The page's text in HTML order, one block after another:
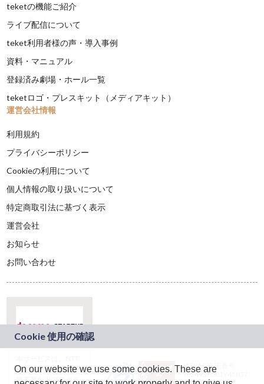
teketの機能ご紹介
ライブ配信について
teket利用者様の声・導入事例
資料・マニュアル
登録済み劇場・ホール一覧
teketロゴ・プレスキット（メディアキット）
運営会社情報
利用規約
プライバシーポリシー
Cookieの利用について
個人情報の取り扱いについて
特定商取引法に基づく表示
運営会社
お知らせ
お問い合わせ
ドコモグループの新
規事業創出プログラ
JASRAC許諾番号：
9024936001Y45037
On our website we use some cookies. These are